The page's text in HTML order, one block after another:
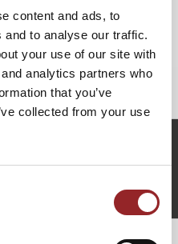
content and ads, to
to analyse our traffic.
your use of our site with
analytics partners who
that you’ve
collected from your use
Bosbach als echten
er sagt einsteht:
790040-10